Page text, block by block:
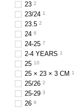
23 2
23/24 1
23.5 2
24 6
24-25 7
2-4 YEARS 1
25 10
25 × 23 × 3 CM 1
25/26 2
25-29 3
26 9